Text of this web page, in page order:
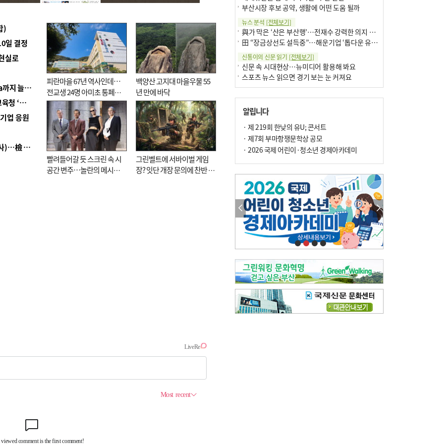
)
일 결정
실로
■ 경남 농정 비전 ‘잘 사는 농촌’…스마트팜 1000㏊까지 늘린다
■ 교육혁신선도지 공모 코앞인데…구·군 난색에 교육청 ‘쩔쩔’
업 응원
■ 검사 신분 버리고 직급하향(10년 이하 저연차 검사)…檢 중수청행 기피
피란마을 67년 역사인데…
전교생 24명 아미초 통폐합
기로
백양산 고지대 마을우물 55
년 만에 바닥
빨려들어갈 듯 스크린 속 시
공간 변주…놀란의 메시지
그린벨트에 서바이벌 게임
장? 잇단 개장 문의에 찬반 논
부산시장 후보 공약, 생활에 어떤 도움 될까
뉴스 분석 [전체보기]
與가 막은 ‘산은 부산행’…전재수 강력한 의지 표명 없인 공염불
田 “장금상선도 설득중”…해운기업 ‘톱다운 유치전’ 가속
신통이의 신문 읽기 [전체보기]
신문 속 시대현상…뉴미디어 활용해 봐요
스포츠 뉴스 읽으면 경기 보는 눈 커져요
구·군 승진 축하화분 관행 없애자니 소상공인 울상
팩트체크[전체보기]
의령 한우산 털중나리
한 손 뉴스[전체보기]
시민이 개발한 폭염 대응 앱 ‘그늘로’ 길안내 지도 등 인기
골목 맛집 발굴 고메 셀렉션…부산시, 페스티벌 시월 연계
오늘의 날씨-[전체보기]
오늘의 날씨- 2026년 8월 7일
오늘의 날씨- 2026년 8월 6일
우리 결혼해요-[전체보기]
우리 결혼해요- 김홍윤·정세빈 커플
알립니다
· 제 219회 한낮의 유U; 콘서트
· 제7회 부마항쟁문학상 공모
· 2026 국제 어린이·청소년 경제아카데미